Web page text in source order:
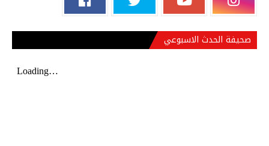
صحيفة الحدث الاسبوعي